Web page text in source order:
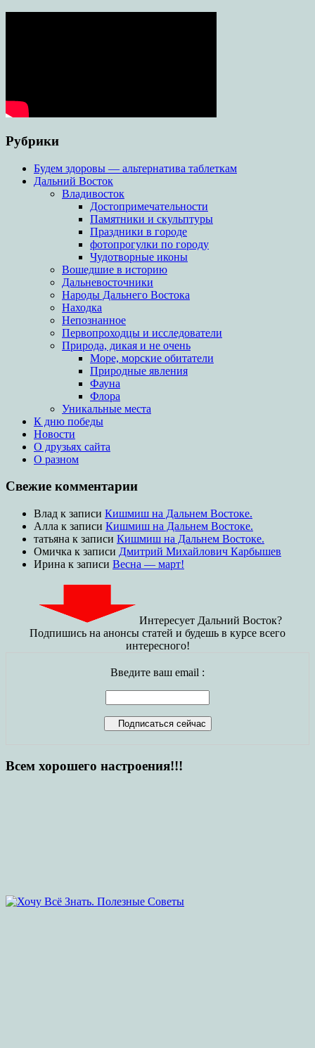
Рубрики
Будем здоровы — альтернатива таблеткам
Дальний Восток
Владивосток
Достопримечательности
Памятники и скульптуры
Праздники в городе
фотопрогулки по городу
Чудотворные иконы
Вошедшие в историю
Дальневосточники
Народы Дальнего Востока
Находка
Непознанное
Первопроходцы и исследователи
Природа, дикая и не очень
Море, морские обитатели
Природные явления
Фауна
Флора
Уникальные места
К дню победы
Новости
О друзьях сайта
О разном
Свежие комментарии
Влад к записи Кишмиш на Дальнем Востоке.
Алла к записи Кишмиш на Дальнем Востоке.
татьяна к записи Кишмиш на Дальнем Востоке.
Омичка к записи Дмитрий Михайлович Карбышев
Ирина к записи Весна — март!
Интересует Дальний Восток?
Подпишись на анонсы статей и будешь в курсе всего
интересного!
Введите ваш email :
Всем хорошего настроения!!!